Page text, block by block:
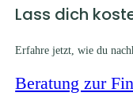
Lass dich
Erfahre jetzt, wie du
Beratung zur